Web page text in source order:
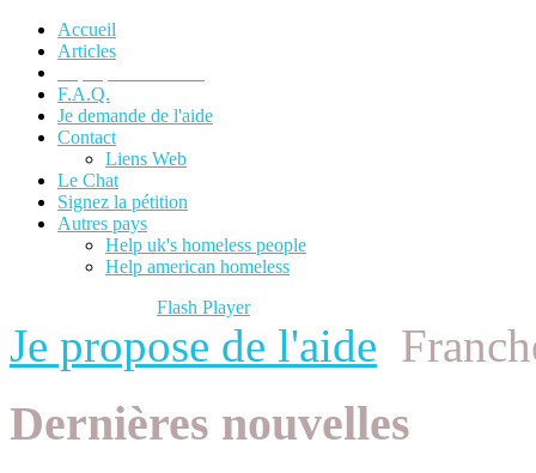
Accueil
Articles
F.A.Q.
Je demande de l'aide
Contact
Liens Web
Le Chat
Signez la pétition
Autres pays
Help uk's homeless people
Help american homeless
Flash Playerto view content.
Je propose de l'aide
Dernières nouvelles